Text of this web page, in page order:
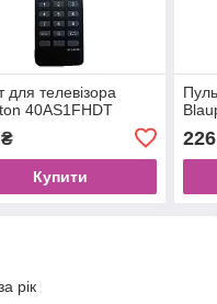
для телевізора
40AS1FHDT
Купити
226
рік